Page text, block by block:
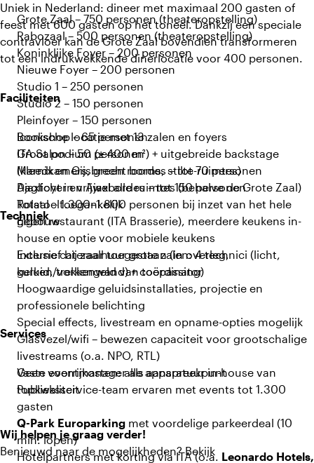
Uniek in Nederland: dineer met maximaal 200 gasten of
feest met 600 gasten op het toneel. Dankzij een speciale
contravloer kan de Grote Zaal bovendien transformeren
tot een indrukwekkende dinerlocatie voor 400 personen.
Grote Zaal – 750 personen (theateropstelling)
Rabozaal – 500 personen (theateropstelling)
Koninklijke Foyer – 200 personen
Nieuwe Foyer – 200 personen
Studio 1 – 250 personen
Studio 2 – 150 personen
Pleinfoyer – 150 personen
Bookshop – 65 personen
ITA Salon – 50 personen
Marnix en Gijsbrecht bordes – tot 70 personen
Ajaxfoyer en Ajaxbordes – tot 150 personen
Totaal – 1.300–1.800 personen bij inzet van het hele
gebouw
Faciliteiten
Iconische locatie met 13 zalen en foyers
Groot podium (± 400 m²) + uitgebreide backstage
(kleedkamers, green rooms, stilte-ruimtes)
Daglicht in vrijwel alle ruimtes (behalve de Grote Zaal)
Rolstoeltoegankelijk
Eigen restaurant (ITA Brasserie), meerdere keukens in-
house en optie voor mobiele keukens
Externe cateraar toegestaan (in overleg,
kurken/vorkengeld van toepassing)
Techniek
Inclusief bij zaalhuur grote zalen: 4 technici (licht,
geluid, trekkenwand) + coördinator
Hoogwaardige geluidsinstallaties, projectie en
professionele belichting
Special effects, livestream en opname-opties mogelijk
Glasvezel/wifi – bewezen capaciteit voor grootschalige
livestreams (o.a. NPO, RTL)
Geen voorrijkosten: alle apparatuur in-house van
topkwaliteit
Services
Vaste eventmanager als aanspreekpunt
Publieksservice-team ervaren met events tot 1.300
gasten
Q-Park Europarking met voordelige parkeerdeal (10
min. lopen)
Hotelpartners met korting via ITA (o.a. Leonardo Hotels,
Wij helpen je graag verder!
Benieuwd naar de mogelijkheden? Bekijk